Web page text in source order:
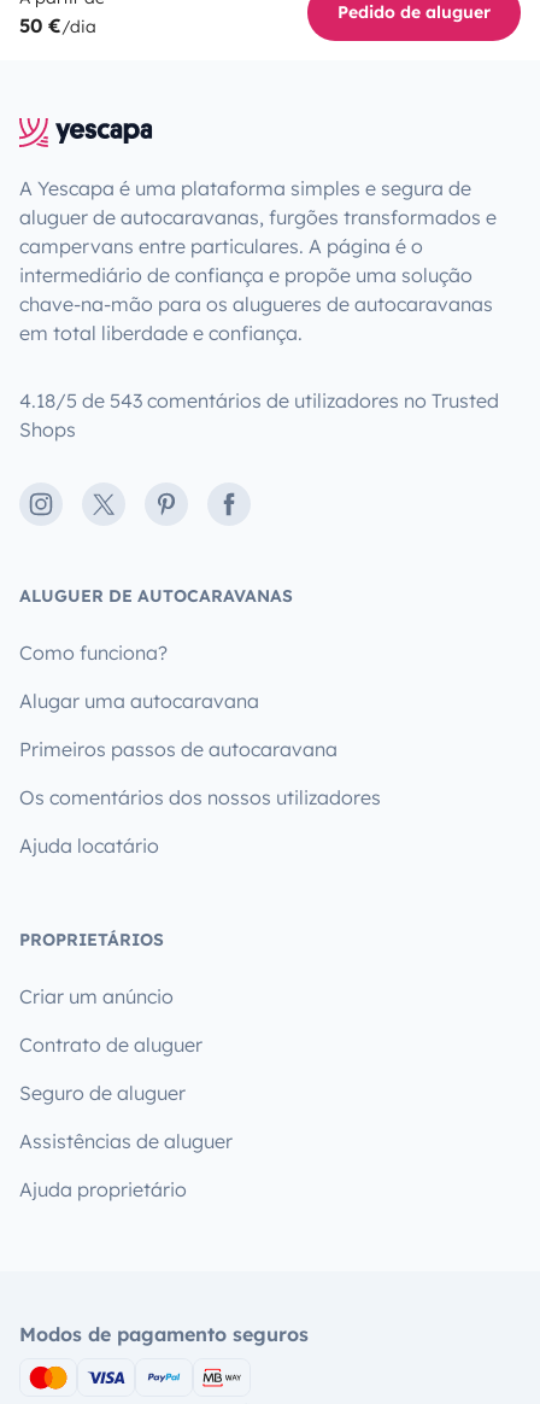
50 €/dia
Pedido de aluguer
A Yescapa é uma plataforma simples e segura de
aluguer de autocaravanas, furgões transformados e
campervans entre particulares. A página é o
intermediário de confiança e propõe uma solução
chave-na-mão para os alugueres de autocaravanas
em total liberdade e confiança.
4.18/5 de 543 comentários de utilizadores no Trusted
Shops
Instagram
X PinterestFacebook
ALUGUER DE AUTOCARAVANAS
Como funciona?
Alugar uma autocaravana
Primeiros passos de autocaravana
Os comentários dos nossos utilizadores
Ajuda locatário
PROPRIETÁRIOS
Criar um anúncio
Contrato de aluguer
Seguro de aluguer
Assistências de aluguer
Ajuda proprietário
Modos de pagamento seguros